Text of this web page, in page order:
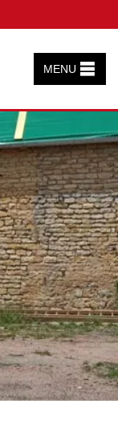
MENU